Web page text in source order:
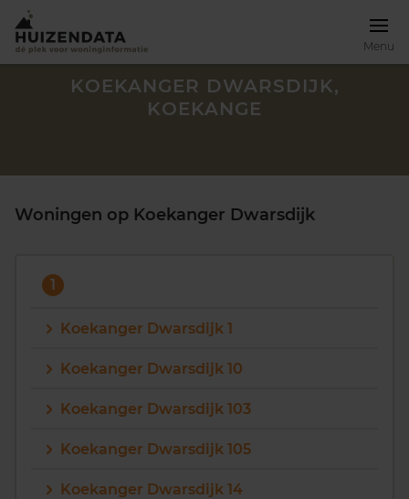
Menu
Zoek een woning
Vragen? Neem contact met ons op
088 220 4200
KOEKANGER DWARSDIJK,
KOEKANGE
Woningen op Koekanger Dwarsdijk
1
Koekanger Dwarsdijk 1
Koekanger Dwarsdijk 10
Koekanger Dwarsdijk 103
Koekanger Dwarsdijk 105
Koekanger Dwarsdijk 14